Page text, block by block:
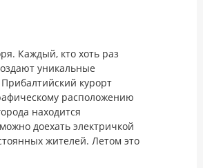
Каждый, кто хоть раз
уникальные
курорт
расположению
находится
доехать электричкой
жителей. Летом это